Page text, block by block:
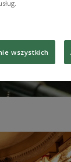
wszystkich